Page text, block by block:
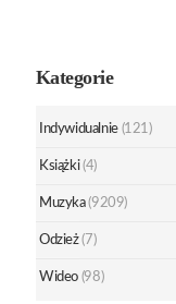
Kategorie
Indywidualnie (121)
Książki (4)
Muzyka (9209)
Odzież (7)
Wideo (98)